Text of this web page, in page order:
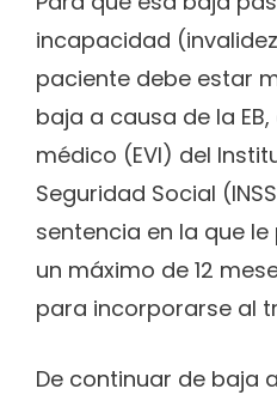
incapacidad
paciente debe estar
baja a causa de la
médico (EVI) del
Seguridad Social
sentencia en la que
un máximo de 12
para incorporarse al
De continuar de baja